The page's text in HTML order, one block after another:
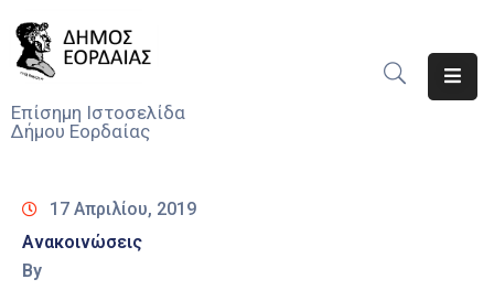
Επίσημη Ιστοσελίδα
Δήμου Εορδαίας
Νέα
Υπηρεσίες
17 Απριλίου, 2019
Ανακοινώσεις
By